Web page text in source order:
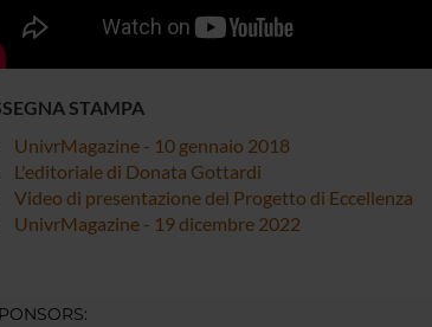
STAMPA
UnivrMagazine - 10 gennaio 2018
L'editoriale di Donata Gottardi
Video di presentazione del Progetto di Eccellenza
UnivrMagazine - 19 dicembre 2022